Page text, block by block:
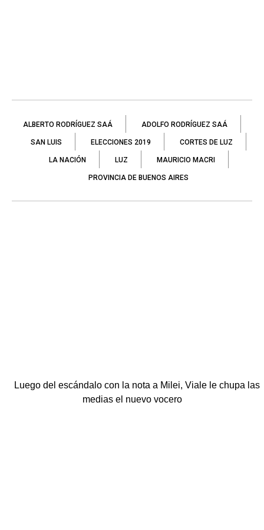
ALBERTO RODRÍGUEZ SAÁ ADOLFO RODRÍGUEZ SAÁ
SAN LUIS ELECCIONES 2019 CORTES DE LUZ
LA NACIÓN LUZ MAURICIO MACRI
PROVINCIA DE BUENOS AIRES